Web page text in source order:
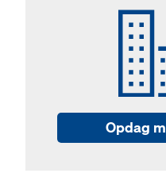
Opdag